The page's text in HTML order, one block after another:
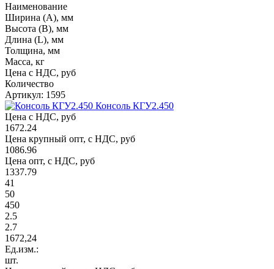
Наименование
Ширина (А), мм
Высота (В), мм
Длина (L), мм
Толщина, мм
Масса, кг
Цена с НДС, руб
Количество
Артикул: 1595
Консоль КГУ2.450
Цена с НДС, руб
1672.24
Цена крупный опт, с НДС, руб
1086.96
Цена опт, с НДС, руб
1337.79
41
50
450
2.5
2.7
1672,24
Ед.изм.:
шт.